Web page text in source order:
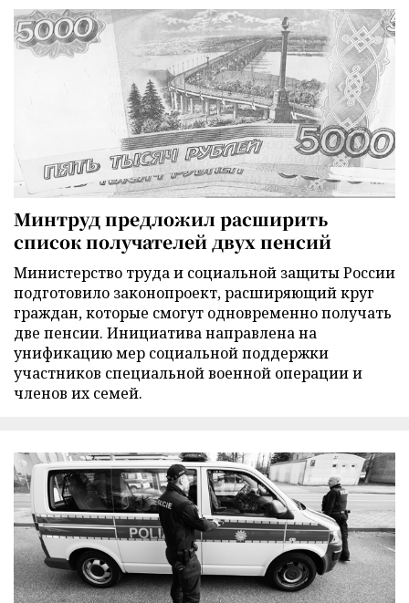
Минтруд предложил расширить
список получателей двух пенсий
Министерство труда и социальной защиты России
подготовило законопроект, расширяющий круг
граждан, которые смогут одновременно получать
две пенсии. Инициатива направлена на
унификацию мер социальной поддержки
участников специальной военной операции и
членов их семей.